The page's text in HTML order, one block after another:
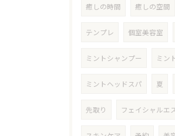
癒しの時間 癒しの空間
テンプレ 個室美容室
ミントシャンプー ミン
ミントヘッドスパ 夏
先取り フェイシャルエ